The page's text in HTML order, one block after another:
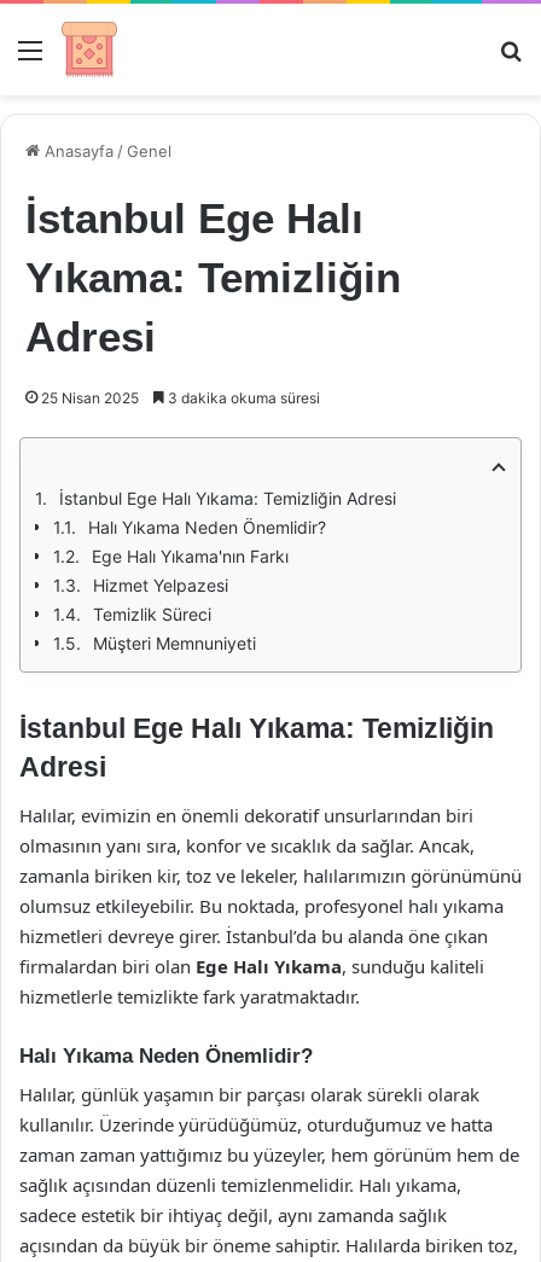
Menü
Anasayfa /Genel
İstanbul Ege Halı
Yıkama: Temizliğin
Adresi
25 Nisan 2025 3 dakika okuma süresi
İstanbul Ege Halı Yıkama: Temizliğin Adresi
Halı Yıkama Neden Önemlidir?
Ege Halı Yıkama'nın Farkı
Hizmet Yelpazesi
Temizlik Süreci
Müşteri Memnuniyeti
İstanbul Ege Halı Yıkama: Temizliğin
Adresi
Halılar, evimizin en önemli dekoratif unsurlarından biri
olmasının yanı sıra, konfor ve sıcaklık da sağlar. Ancak,
zamanla biriken kir, toz ve lekeler, halılarımızın görünümünü
olumsuz etkileyebilir. Bu noktada, profesyonel halı yıkama
hizmetleri devreye girer. İstanbul’da bu alanda öne çıkan
firmalardan biri olan Ege Halı Yıkama, sunduğu kaliteli
hizmetlerle temizlikte fark yaratmaktadır.
Halı Yıkama Neden Önemlidir?
Halılar, günlük yaşamın bir parçası olarak sürekli olarak
kullanılır. Üzerinde yürüdüğümüz, oturduğumuz ve hatta
zaman zaman yattığımız bu yüzeyler, hem görünüm hem de
sağlık açısından düzenli temizlenmelidir. Halı yıkama,
sadece estetik bir ihtiyaç değil, aynı zamanda sağlık
açısından da büyük bir öneme sahiptir. Halılarda biriken toz,